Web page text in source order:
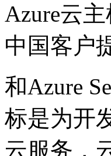
Azure云
中国客户
和Azure
标是为开
云服务，